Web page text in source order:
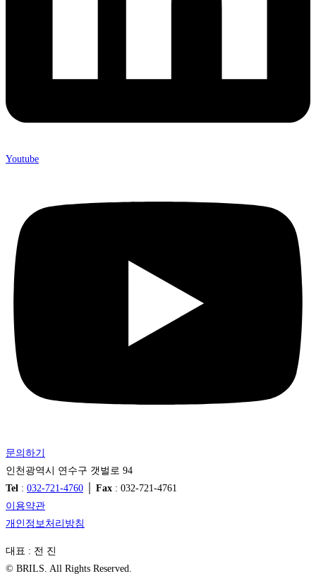
Youtube
문의하기
인천광역시 연수구 갯벌로 94
Tel : 032-721-4760 Fax : 032-721-4761
이용약관
개인정보처리방침
대표 : 전 진
© BRILS. All Rights Reserved.